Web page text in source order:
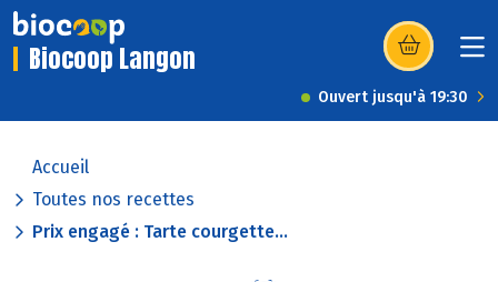
Biocoop Langon (s’ouvre dans
Ouvert jusqu'à 19:30
Accueil
Toutes nos recettes
Prix engagé : Tarte courgette...